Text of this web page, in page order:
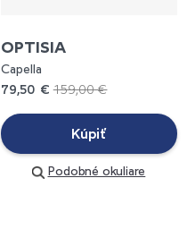
OPTISIA
Capella
79,50 €159,00 €
Kúpiť
Podobné okuliare